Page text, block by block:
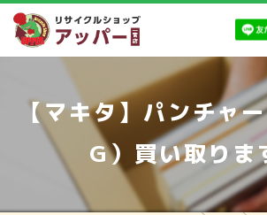
【マキタ】パンチャ
G）買い取りま